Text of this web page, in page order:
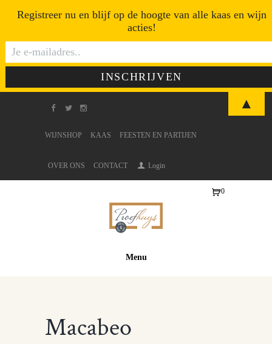
WIJNSHOP KAAS FEESTEN EN PARTIJEN
OVER ONS CONTACT Login
Menu
0
Macabeo
Registreer nu en blijf op de hoogte van alle kaas en wijn
acties!
▲